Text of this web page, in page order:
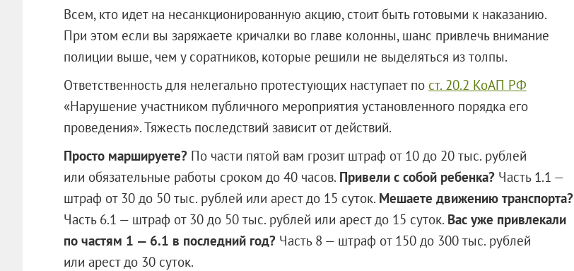
Всем, кто идет на несанкционированную акцию, стоит быть готовыми к наказанию.
При этом если вы заряжаете кричалки во главе колонны, шанс привлечь внимание
полиции выше, чем у соратников, которые решили не выделяться из толпы.
Ответственность для нелегально протестующих наступает по ст. 20.2 КоАП РФ
«Нарушение участником публичного мероприятия установленного порядка его
проведения». Тяжесть последствий зависит от действий.
Просто маршируете? По части пятой вам грозит штраф от 10 до 20 тыс. рублей
или обязательные работы сроком до 40 часов. Привели с собой ребенка? Часть 1.1 —
штраф от 30 до 50 тыс. рублей или арест до 15 суток. Мешаете движению транспорта?
Часть 6.1 — штраф от 30 до 50 тыс. рублей или арест до 15 суток. Вас уже привлекали
по частям 1 — 6.1 в последний год? Часть 8 — штраф от 150 до 300 тыс. рублей
или арест до 30 суток.